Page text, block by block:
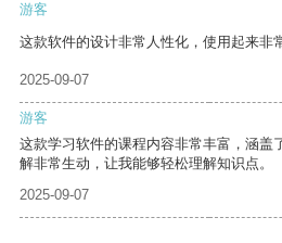
游客
这款软件的设计非常人性化，使用起来非
2025-09-07
游客
这款学习软件的课程内容非常丰富，涵盖
解非常生动，让我能够轻松理解知识点。
2025-09-07